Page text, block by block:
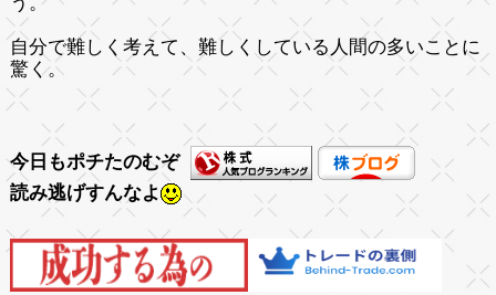
自分で難しく考えて、難しくしている人間の多いことに
驚く。
今日もポチたのむぞ
読み逃げすんなよ